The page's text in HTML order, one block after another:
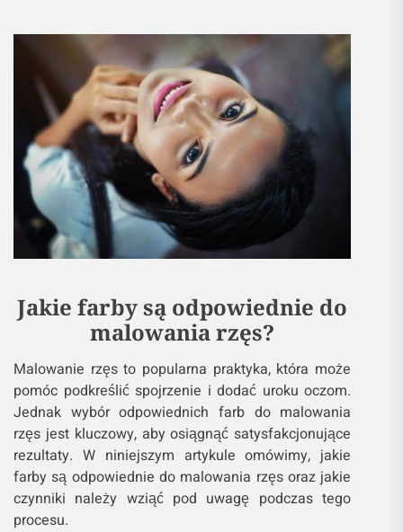
Jakie farby są odpowiednie do
malowania rzęs?
Malowanie rzęs to popularna praktyka, która może
pomóc podkreślić spojrzenie i dodać uroku oczom.
Jednak wybór odpowiednich farb do malowania
rzęs jest kluczowy, aby osiągnąć satysfakcjonujące
rezultaty. W niniejszym artykule omówimy, jakie
farby są odpowiednie do malowania rzęs oraz jakie
czynniki należy wziąć pod uwagę podczas tego
procesu.